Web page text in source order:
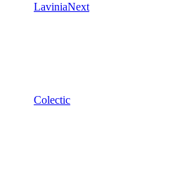
LaviniaNext
Colectic